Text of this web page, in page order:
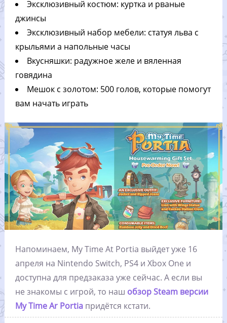
Эксклюзивный костюм: куртка и рваные
джинсы
Эксклюзивный набор мебели: статуя льва с
крыльями а напольные часы
Вкусняшки: радужное желе и вяленная
говядина
Мешок с золотом: 500 голов, которые помогут
вам начать играть
Напоминаем, My Time At Portia выйдет уже 16
апреля на Nintendo Switch, PS4 и Xbox One и
доступна для предзаказа уже сейчас. А если вы
не знакомы с игрой, то наш обзор Steam версии
My Time Ar Portia придётся кстати.